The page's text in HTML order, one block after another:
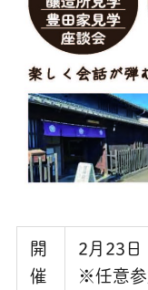
開
催
2月23日
※任意参